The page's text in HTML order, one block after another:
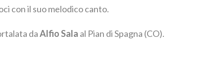
con il suo melodico canto.
daAlfio Sala al Pian di Spagna (CO).